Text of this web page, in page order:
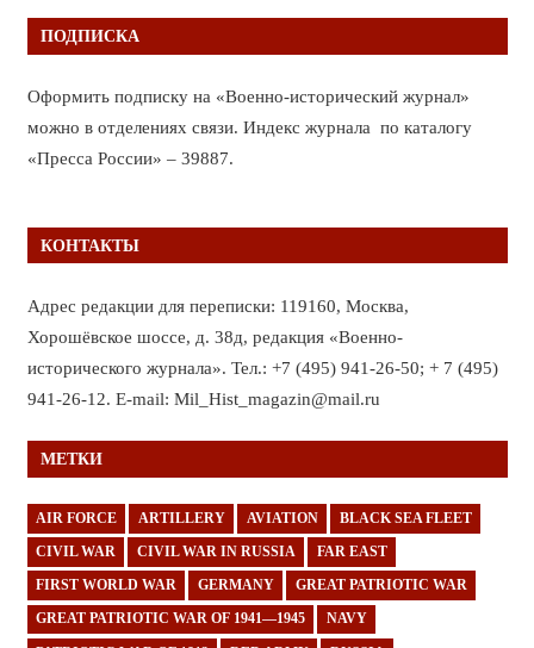
ПОДПИСКА
Оформить подписку на «Военно-исторический журнал»
можно в отделениях связи. Индекс журнала по каталогу
«Пресса России» – 39887.
КОНТАКТЫ
Адрес редакции для переписки: 119160, Москва,
Хорошёвское шоссе, д. 38д, редакция «Военно-
исторического журнала». Тел.: +7 (495) 941-26-50; + 7 (495)
941-26-12. E-mail: Mil_Hist_magazin@mail.ru
МЕТКИ
AIR FORCE ARTILLERY AVIATION BLACK SEA FLEET
CIVIL WAR CIVIL WAR IN RUSSIA FAR EAST
FIRST WORLD WAR GERMANY GREAT PATRIOTIC WAR
GREAT PATRIOTIC WAR OF 1941—1945 NAVY